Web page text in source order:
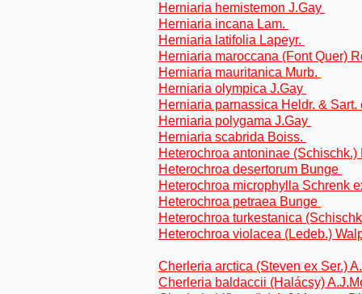
Herniaria hemistemon J.Gay
Herniaria incana Lam.
Herniaria latifolia Lapeyr.
Herniaria maroccana (Font Quer)
Herniaria mauritanica Murb.
Herniaria olympica J.Gay
Herniaria parnassica Heldr. &
Herniaria polygama J.Gay
Herniaria scabrida Boiss.
Heterochroa antoninae
Heterochroa desertorum Bunge
Heterochroa microphylla Schrenk
Heterochroa petraea Bunge
Heterochroa turkestanica
Heterochroa violacea (Ledeb.)
Cherleria arctica (Steven ex Ser.)
Cherleria baldaccii (Halácsy)